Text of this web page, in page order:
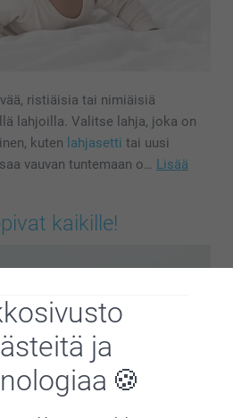
ja
ristiäisia tai nimiäisiä
lahjoilla. Valitse lahja, joka on
kuten lahjasetti tai uusi
vauvan tuntemaan o… Lisää
kaikille!